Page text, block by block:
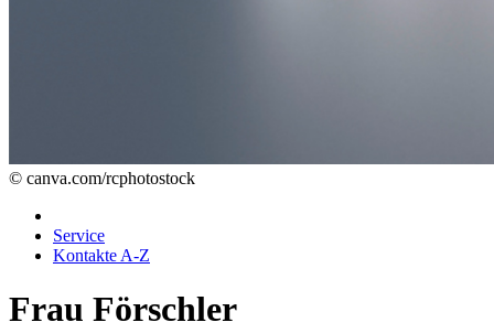
© canva.com/rcphotostock
Service
Kontakte A-Z
Frau Förschler